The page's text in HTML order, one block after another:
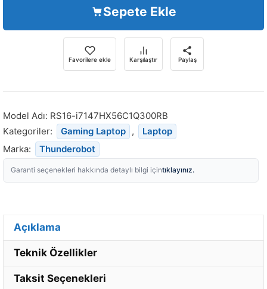
Sepete Ekle
Favorilere ekle Karşılaştır Paylaş
Model Adı: RS16-i7147HX56C1Q300RB
Kategoriler:
Gaming Laptop ,
Laptop
Marka:
Thunderobot
Garanti seçenekleri hakkında detaylı bilgi içintıklayınız.
Açıklama
Teknik Özellikler
Taksit Seçenekleri